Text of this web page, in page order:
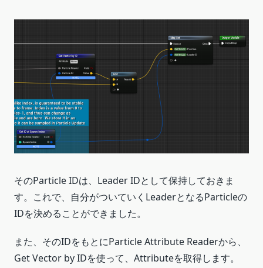
そのParticle IDは、Leader IDとして保持しておきま
す。これで、自分がついていくLeaderとなるParticleの
IDを決めることができました。
また、そのIDをもとにParticle Attribute Readerから、
Get Vector by IDを使って、Attributeを取得します。